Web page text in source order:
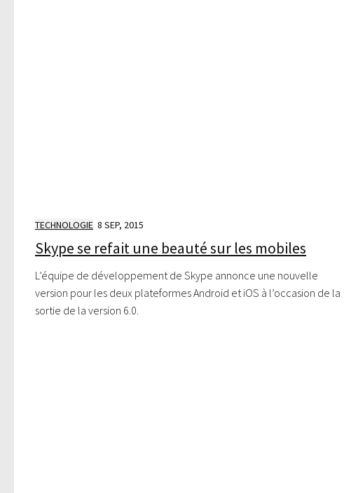
TECHNOLOGIE 8 SEP, 2015
Skype se refait une beauté sur les mobiles
L’équipe de développement de Skype annonce une nouvelle
version pour les deux plateformes Android et iOS à l’occasion de la
sortie de la version 6.0.